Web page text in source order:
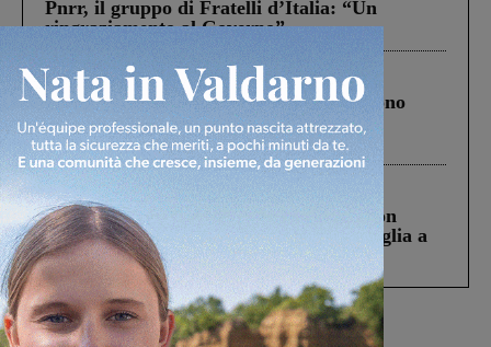
Pnrr, il gruppo di Fratelli d’Italia: “Un
ringraziamento al Governo”
Cronaca 4 Agosto 2026
Un anno fa la strage in A1 in cui morirono
Gianni, Giulia e Franco. Lo schianto, il
processo, lo stop ai sorpassi fra tir....
Cronaca 3 Agosto 2026
Scomparso da una struttura di Castiglion
Fiorentino l’uomo che aveva ucciso la figlia a
Levane nel 2020